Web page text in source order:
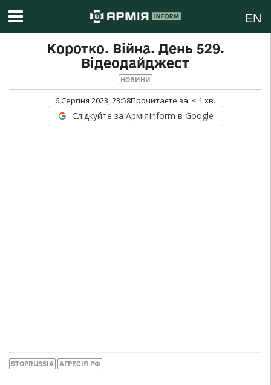
EN
Коротко. Війна. День 529.
Відеодайджест
НОВИНИ
6 Серпня 2023, 23:58Прочитаєте за: < 1 хв.
Слідкуйте за АрміяInform в Google
STOPRUSSIA АГРЕСІЯ РФ